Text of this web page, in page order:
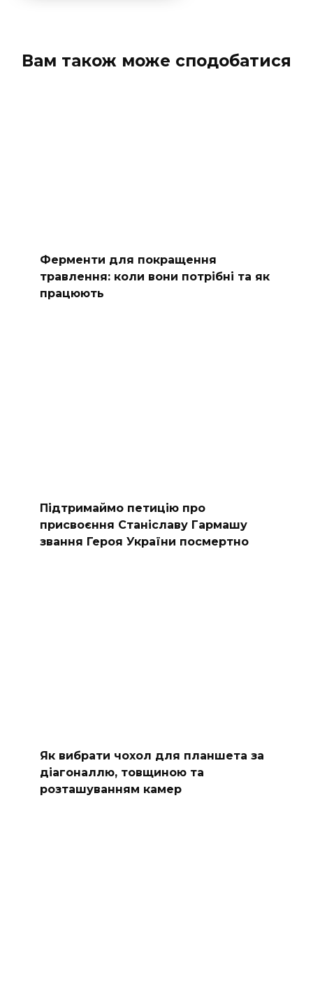
Вам також може сподобатися
Ферменти для покращення
травлення: коли вони потрібні та як
працюють
Підтримаймо петицію про
присвоєння Станіславу Гармашу
звання Героя України посмертно
Як вибрати чохол для планшета за
діагоналлю, товщиною та
розташуванням камер